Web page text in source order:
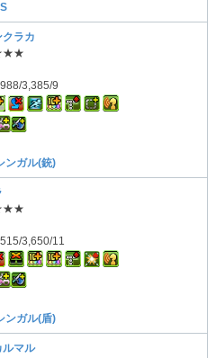
クラカ
3,385/9
ンガル(銃)
3,650/11
ンガル(盾)
ルマル